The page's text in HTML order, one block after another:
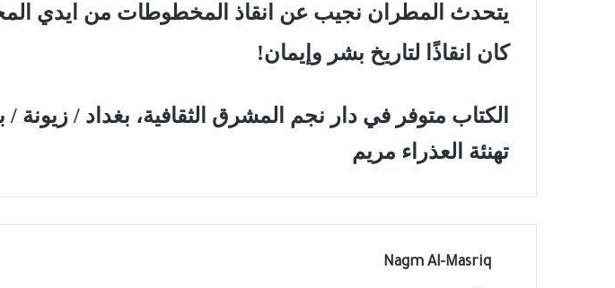
يتحدث المطران نجيب عن انقاذ المخطوطات من ايدي
كان انقاذًا لتاريخ بشر وإيمان!
الكتاب متوفر في دار نجم المشرق الثقافية، بغداد / زيونة
تهنئة العذراء مريم
Nagm Al-Masriq